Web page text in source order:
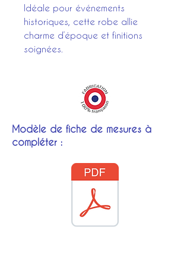
Idéale pour événements
historiques, cette robe allie
charme d’époque et finitions
soignées.
Modèle de fiche de mesures à
compléter :